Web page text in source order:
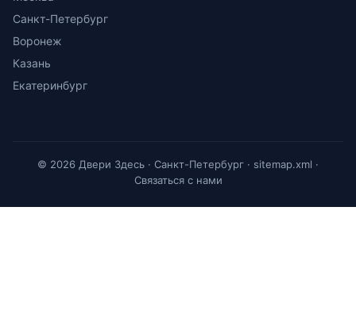
Санкт-Петербург
Воронеж
Казань
Екатеринбург
© 2026 Двери Здесь · Санкт-Петербург · sitemap.xml ·
Связаться с нами